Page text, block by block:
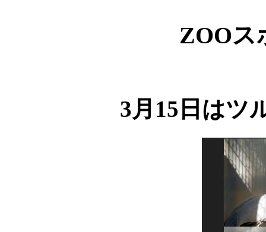
ZOOス
3月15日はツ